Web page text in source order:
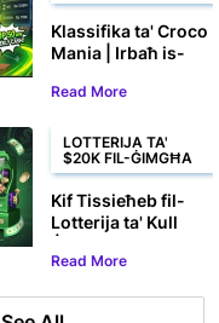
Klassifika ta' Croco
Mania | Irbaħ is-
Rp 100,000,000+
Read More
LOTTERIJA TA'
$20K FIL-ĠIMGĦA
Kif Tissieħeb fil-
Lotterija ta' Kull
tal-BC.GAME
Read More